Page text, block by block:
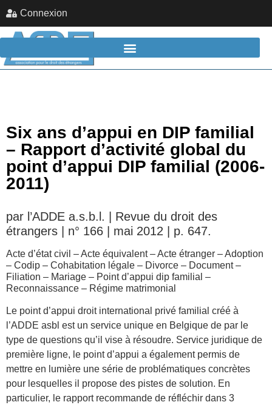
Connexion
Six ans d’appui en DIP familial
– Rapport d’activité global du
point d’appui DIP familial (2006-
2011)
par l’ADDE a.s.b.l. | Revue du droit des
étrangers | n° 166 | mai 2012 | p. 647.
Acte d’état civil – Acte équivalent – Acte étranger – Adoption
– Codip – Cohabitation légale – Divorce – Document –
Filiation – Mariage – Point d’appui dip familial –
Reconnaissance – Régime matrimonial
Le point d’appui droit international privé familial créé à
l’ADDE asbl est un service unique en Belgique de par le
type de questions qu’il vise à résoudre. Service juridique de
première ligne, le point d’appui a également permis de
mettre en lumière une série de problématiques concrètes
pour lesquelles il propose des pistes de solution. En
particulier, le rapport recommande de réfléchir dans 3